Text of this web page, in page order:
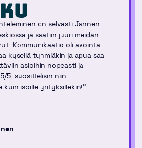
on selvästi Jannen
ja saatiin juuri meidän
Kommunikaatio oli avointa;
kysellä tyhmiäkin ja apua saa
asioihin nopeasti ja
5, suosittelisin niin
kuin isoille yrityksillekin!"